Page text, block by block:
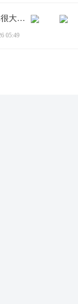
[BUG]使用READY FOR打开APP时，字体很大，且无法调整
05:49